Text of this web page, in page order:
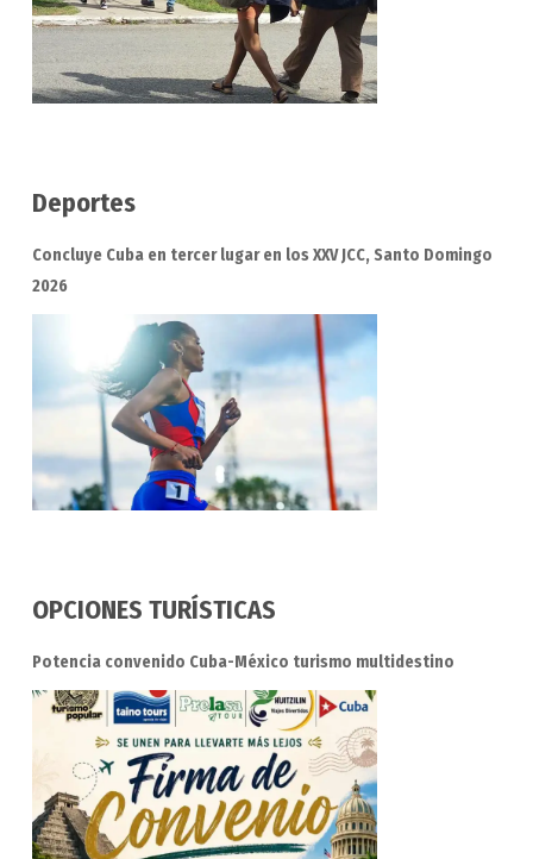
Deportes
Concluye Cuba en tercer lugar en los XXV JCC, Santo Domingo
2026
OPCIONES TURÍSTICAS
Potencia convenido Cuba-México turismo multidestino